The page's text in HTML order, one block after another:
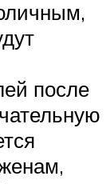
после